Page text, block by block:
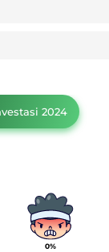
2024
0%